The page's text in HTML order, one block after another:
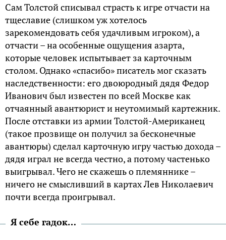
Сам Толстой списывал страсть к игре отчасти на
тщеславие (слишком уж хотелось
зарекомендовать себя удачливым игроком), а
отчасти – на особенные ощущения азарта,
которые человек испытывает за карточным
столом. Однако «спасибо» писатель мог сказать
наследственности: его двоюродный дядя Федор
Иванович был известен по всей Москве как
отчаянный авантюрист и неутомимый картежник.
После отставки из армии Толстой-Американец
(такое прозвище он получил за бесконечные
авантюры) сделал карточную игру частью дохода –
дядя играл не всегда честно, а потому частенько
выигрывал. Чего не скажешь о племяннике –
ничего не смысливший в картах Лев Николаевич
почти всегда проигрывал.
Я себе гадок…